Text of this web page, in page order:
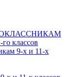
классов
9-х и 11-х